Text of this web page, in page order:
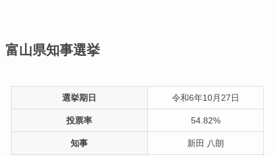
富山県知事選挙
選挙期日 令和6年10月27日
投票率 54.82%
知事 新田 八朗